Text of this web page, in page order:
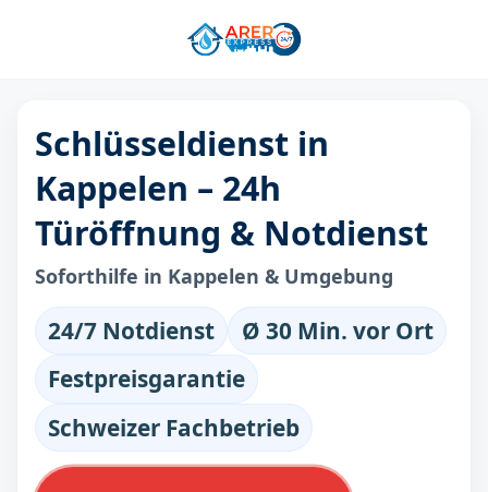
Schlüsseldienst in
Kappelen – 24h
Türöffnung & Notdienst
Soforthilfe in Kappelen & Umgebung
24/7 Notdienst
Ø 30 Min. vor Ort
Festpreisgarantie
Schweizer Fachbetrieb